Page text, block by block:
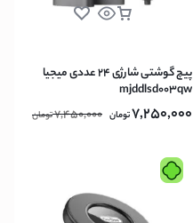
پیچ گوشتی شارژی 24 عددی میجیا
mjddlsd003qw
7,250,000تومان 7,450,000تومان